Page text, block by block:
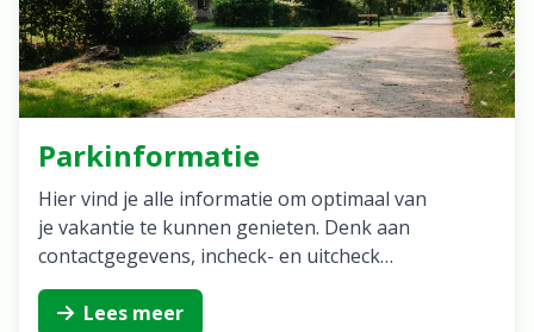
Parkinformatie
Hier vind je alle informatie om optimaal van
je vakantie te kunnen genieten. Denk aan
contactgegevens, incheck- en uitcheck…
Lees meer